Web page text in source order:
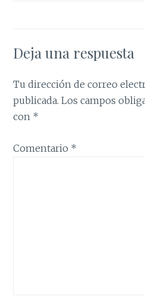
Deja una respuesta
Tu dirección de correo
publicada. Los campos
con *
Comentario *